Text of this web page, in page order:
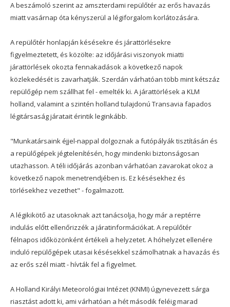
A beszámoló szerint az amszterdami repülőtér az erős havazás
miatt vasárnap óta kényszerül a légiforgalom korlátozására.
A repülőtér honlapján késésekre és járattörlésekre
figyelmeztetett, és közölte: az időjárási viszonyok miatti
járattörlések okozta fennakadások a következő napok
közlekedését is zavarhatják. Szerdán várhatóan több mint kétszáz
repülőgép nem szállhat fel - emelték ki. A járattörlések a KLM
holland, valamint a szintén holland tulajdonú Transavia fapados
légitársaság járatait érintik leginkább.
"Munkatársaink éjjel-nappal dolgoznak a futópályák tisztításán és
a repülőgépek jégtelenítésén, hogy mindenki biztonságosan
utazhasson. A téli időjárás azonban várhatóan zavarokat okoz a
következő napok menetrendjében is. Ez késésekhez és
törlésekhez vezethet" - fogalmazott.
A légikikötő az utasoknak azt tanácsolja, hogy már a reptérre
indulás előtt ellenőrizzék a járatinformációkat. A repülőtér
félnapos időközönként értékeli a helyzetet. A hóhelyzet ellenére
induló repülőgépek utasai késésekkel számolhatnak a havazás és
az erős szél miatt - hívták fel a figyelmet.
A Holland Királyi Meteorológiai Intézet (KNMI) úgynevezett sárga
riasztást adott ki, ami várhatóan a hét második feléig marad